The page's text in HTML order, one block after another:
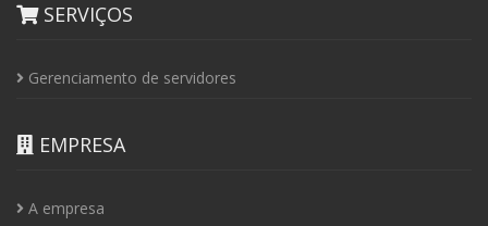
SERVIÇOS
Gerenciamento de servidores
EMPRESA
A empresa